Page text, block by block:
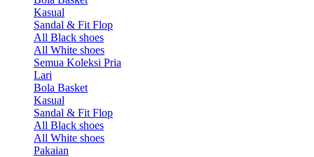
Kasual
Sandal & Fit Flop
All Black shoes
All White shoes
Semua Koleksi Pria
Lari
Bola Basket
Kasual
Sandal & Fit Flop
All Black shoes
All White shoes
Pakaian